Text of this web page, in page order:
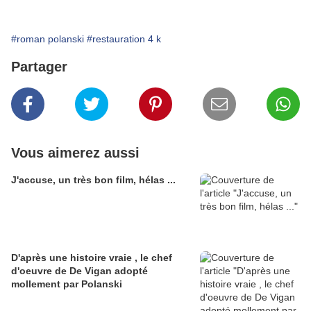
#roman polanski #restauration 4 k
Partager
Vous aimerez aussi
J'accuse, un très bon film, hélas ...
D'après une histoire vraie , le chef
d'oeuvre de De Vigan adopté
mollement par Polanski